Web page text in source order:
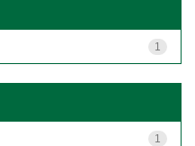
1
1